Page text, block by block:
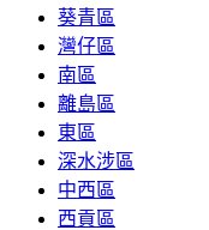
葵青區
灣仔區
南區
離島區
東區
深水涉區
中西區
西貢區